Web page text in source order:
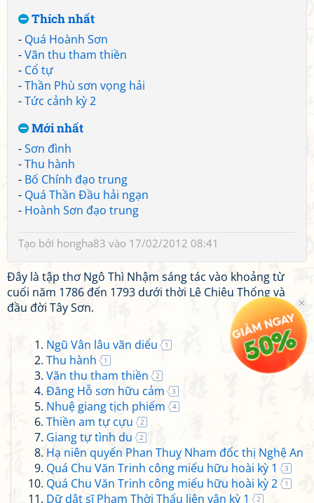
Thích nhất
- Quá Hoành Sơn
-Vãn thu tham thiền
- Cổ tự
-Thần Phù sơn vọng hải
-Tức cảnh kỳ 2
Mới nhất
-Sơn đình
-Thu hành
- Bố Chính đạo trung
- Quá Thần Đầu hải ngạn
- Hoành Sơn đạo trung
Tạo bởi hongha83 vào 17/02/2012 08:41
Đây là tập thơ Ngô Thì Nhậm sáng tác vào khoảng từ
cuối năm 1786 đến 1793 dưới thời Lê Chiêu Thống và
đầu đời Tây Sơn.
Ngũ Vân lâu vãn diểu 1
Thu hành 1
Vãn thu tham thiền 2
Đăng Hỗ sơn hữu cảm 3
Nhuệ giang tịch phiếm 4
Thiền am tự cựu 2
Giang tự tình du 2
Hạ niên quyến Phan Thuỵ Nham đốc thị Nghệ An
Quá Chu Văn Trinh công miếu hữu hoài kỳ 1
3
Quá Chu Văn Trinh công miếu hữu hoài kỳ 2 1
Dữ dật sĩ Phạm Thời Thấu liên vận kỳ 1 2